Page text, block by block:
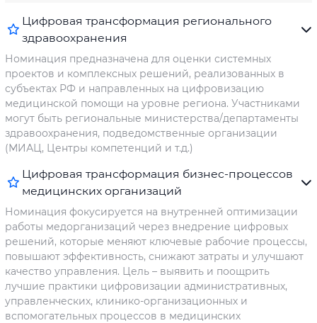
Цифровая трансформация регионального
здравоохранения
Номинация предназначена для оценки системных
проектов и комплексных решений, реализованных в
субъектах РФ и направленных на цифровизацию
медицинской помощи на уровне региона. Участниками
могут быть региональные министерства/департаменты
здравоохранения, подведомственные организации
(МИАЦ, Центры компетенций и т.д.)
Цифровая трансформация бизнес-процессов
медицинских организаций
Номинация фокусируется на внутренней оптимизации
работы медорганизаций через внедрение цифровых
решений, которые меняют ключевые рабочие процессы,
повышают эффективность, снижают затраты и улучшают
качество управления. Цель – выявить и поощрить
лучшие практики цифровизации административных,
управленческих, клинико-организационных и
вспомогательных процессов в медицинских